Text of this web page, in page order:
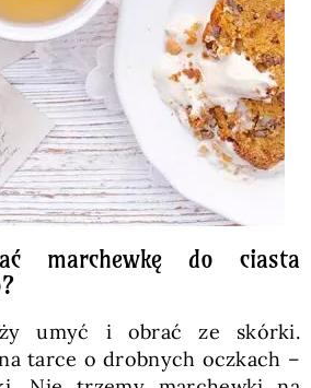
marchewkę do ciasta
umyć i obrać ze skórki.
tarce o drobnych oczkach –